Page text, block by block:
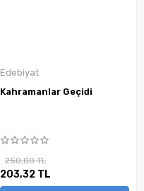
Edebiyat
Kahramanlar Geçidi
250,00 TL
203,32 TL